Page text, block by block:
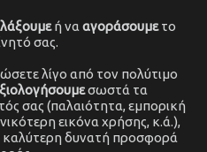
ή να αγοράσουμετο
σας.
λίγο από τον πολύτιμο
σωστά τα
σας (παλαιότητα, εμπορική
εικόνα χρήσης, κ.ά.),
δυνατή προσφορά